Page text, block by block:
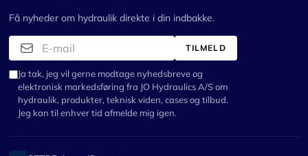
Få nyheder om hydraulik direkte i din indbakke.
TILMELD
Ja tak, jeg vil gerne modtage nyhedsbreve og
elektronisk markedsføring fra JO Hydraulics A/S om
hydraulik, produkter, teknisk viden, cases og tilbud.
Jeg kan til enhver tid afmelde mig igen.